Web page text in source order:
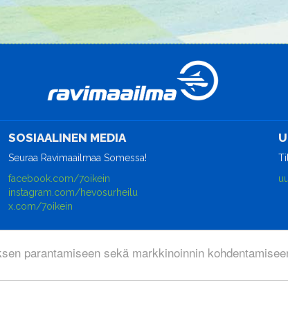
parantamiseen sekä markkinoinnin
SOSIAALINEN MEDIA
Seuraa Ravimaailmaa Somessa!
facebook.com/7oikein
instagram.com/hevosurheilu
x.com/7oikein
WisePlatformpowered byWiseNetwork